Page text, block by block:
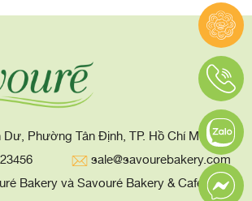
Dư, Phường Tân Định, TP. Hồ Chí Minh
sale@savourebakery.com
Bakery và Savouré Bakery & Cafe